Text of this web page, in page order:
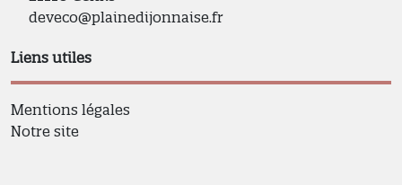
deveco@plainedijonnaise.fr
Liens utiles
Mentions légales
Notre site